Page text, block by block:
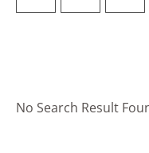
No Search Result